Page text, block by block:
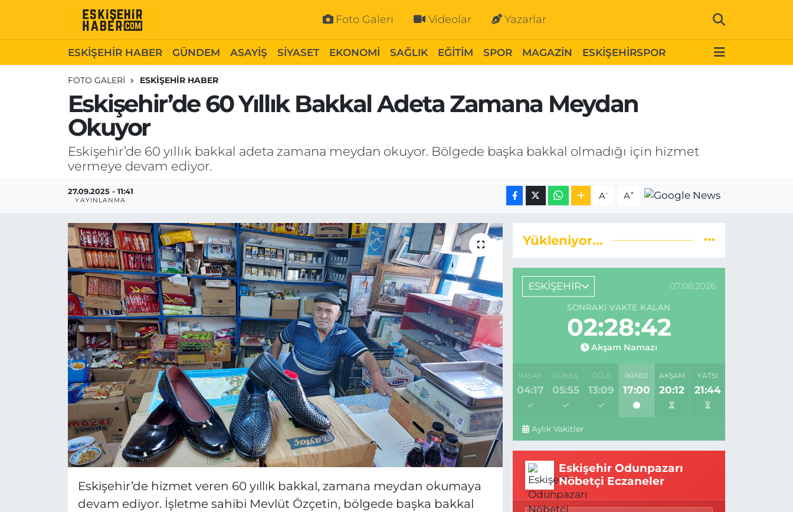
Foto Galeri Videolar Yazarlar
ESKİŞEHİR HABER GÜNDEM ASAYİŞ SİYASET EKONOMİ SAĞLIK EĞİTİM SPOR MAGAZİN ESKİŞEHİRSPOR
FOTO GALERI ESKİŞEHİR HABER
Eskişehir’de 60 Yıllık Bakkal Adeta Zamana Meydan
Okuyor
Eskişehir’de 60 yıllık bakkal adeta zamana meydan okuyor. Bölgede başka bakkal olmadığı için hizmet
vermeye devam ediyor.
27.09.2025 - 11:41
YAYINLANMA A- A+
Eskişehir’de hizmet veren 60 yıllık bakkal, zamana meydan okumaya
devam ediyor. İşletme sahibi Mevlüt Özçetin, bölgede başka bakkal
Yükleniyor...
ESKİŞEHİR 07.08.2026
SONRAKI VAKTE KALAN
02:28:41
Akşam Namazı
İMSAK
04:17
GÜNEŞ
05:55
ÖĞLE
13:09
İKINDI
17:00
AKŞAM
20:12
YATSI
21:44
Aylık Vakitler
Eskişehir Odunpazarı
Nöbetçi Eczaneler
ESKİŞEHİR HABER
GÜNDEM
SİYASET
EKONOMİ
SAĞLIK
EĞİTİM
MAGAZİN
ESKİŞEHİRSPOR
Gizlilik Politikası
Hakkımızda
İletişim
Odunpazarı Hava Durumu
Odunpazarı Trafik Yoğunluk Haritası
Süper Lig Puan Durumu ve Fikstür
Tüm Manşetler
Son Dakika Haberleri
Haber Arşivi